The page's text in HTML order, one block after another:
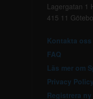
Lagergatan 1
415 11
Kontakta oss
FAQ
Läs mer om
Privacy Policy
Registrera